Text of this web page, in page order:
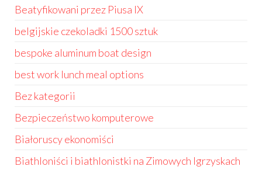
Beatyfikowani przez Piusa IX
belgijskie czekoladki 1500 sztuk
bespoke aluminum boat design
best work lunch meal options
Bez kategorii
Bezpieczeństwo komputerowe
Białoruscy ekonomiści
Biathloniści i biathlonistki na Zimowych Igrzyskach